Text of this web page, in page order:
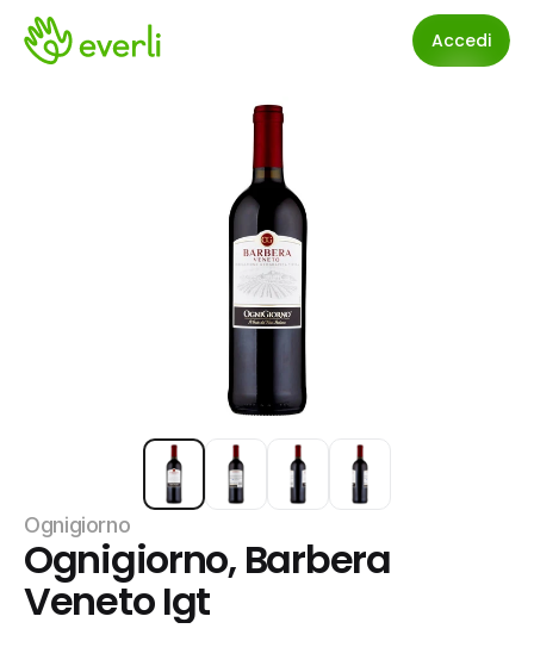
Accedi
Ognigiorno
Ognigiorno, Barbera
Veneto Igt